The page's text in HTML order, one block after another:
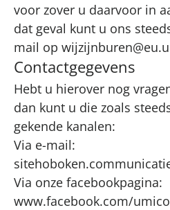
voor zover u daarvoor in
dat geval kunt u ons
mail op
Contactgegevens
Hebt u hierover nog
dan kunt u die zoals
gekende kanalen:
Via e-mail:
Via onze facebookpagina:
www.facebook.com/